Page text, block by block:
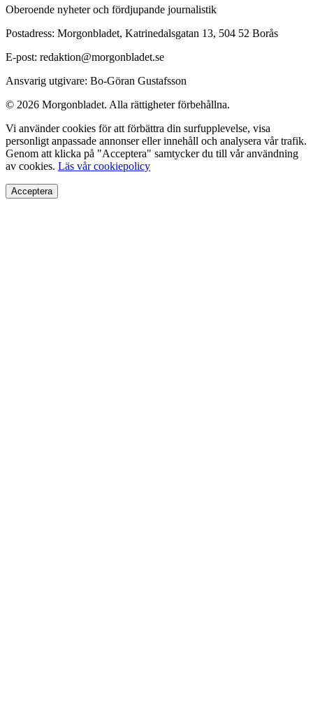
Oberoende nyheter och fördjupande journalistik
Postadress: Morgonbladet, Katrinedalsgatan 13, 504 52 Borås
E-post: redaktion@morgonbladet.se
Ansvarig utgivare: Bo-Göran Gustafsson
© 2026 Morgonbladet. Alla rättigheter förbehållna.
Vi använder cookies för att förbättra din surfupplevelse, visa
personligt anpassade annonser eller innehåll och analysera vår trafik.
Genom att klicka på "Acceptera" samtycker du till vår användning
av cookies. Läs vår cookiepolicy
Acceptera